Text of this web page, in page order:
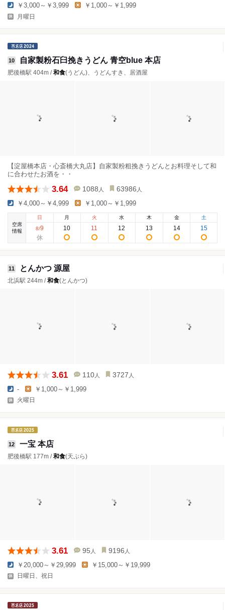
￥3,000～￥3,999 ￥1,000～￥1,999
月曜日
10 自家製粉石臼挽きうどん 青空blue 本店
肥後橋駅 404m /和食(うどん)、うどんすき、居酒屋
【淀屋橋本店・心斎橋大丸店】自家製粉粗挽きうどんとお料理そして和
に合わせたお酒を・・
3.64 1088 人 63986 人
￥4,000～￥4,999 ￥1,000～￥1,999
空席
情報
日
8/9
月
10
火
11
水
12
木
13
金
14
土
15
11 とんかつ 源屋
北浜駅 244m /和食(とんかつ)
3.61 110 人 3727 人
- ￥1,000～￥1,999
火曜日
12 一宝 本店
肥後橋駅 177m /和食(天ぷら)
3.61 95 人 9196 人
￥20,000～￥29,999 ￥15,000～￥19,999
日曜日、祝日